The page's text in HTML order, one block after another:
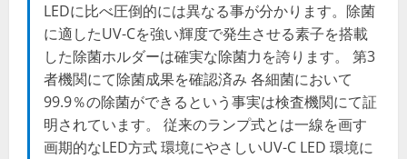
LEDに比べ圧倒的には異なる事が分かります。除菌
に適したUV-Cを強い輝度で発生させる素子を搭載
した除菌ホルダーは確実な除菌力を誇ります。 第3
者機関にて除菌成果を確認済み 各細菌において
99.9％の除菌ができるという事実は検査機関にて証
明されています。 従来のランプ式とは一線を画す
画期的なLED方式 環境にやさしいUV-C LED 環境に